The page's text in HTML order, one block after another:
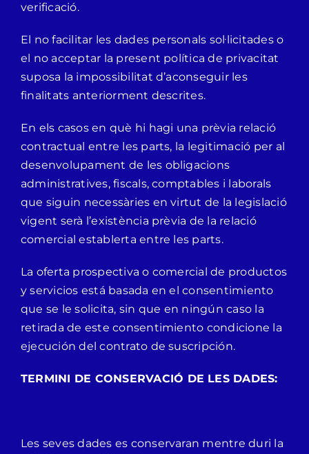
verificació.
El no facilitar les dades personals sol·licitades o
el no acceptar la present política de privacitat
suposa la impossibilitat d’aconseguir les
finalitats anteriorment descrites.
En els casos en què hi hagi una prèvia relació
contractual entre les parts, la legitimació per al
desenvolupament de les obligacions
administratives, fiscals, comptables i laborals
que siguin necessàries en virtut de la legislació
vigent serà l’existència prèvia de la relació
comercial establerta entre les parts.
La oferta prospectiva o comercial de productos
y servicios está basada en el consentimiento
que se le solicita, sin que en ningún caso la
retirada de este consentimiento condicione la
ejecución del contrato de suscripción.
TERMINI DE CONSERVACIÓ DE LES DADES:
Les seves dades es conservaran mentre duri la